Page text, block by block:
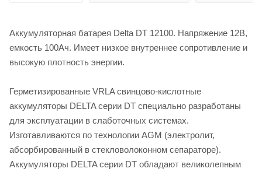
Аккумуляторная батарея Delta DT 12100. Напряжение 12В,
емкость 100Ач. Имеет низкое внутреннее сопротивление и
высокую плотность энергии.
Герметизированные VRLA свинцово-кислотные
аккумуляторы DELTA серии DT специально разработаны
для эксплуатации в слаботочных системах.
Изготавливаются по технологии AGM (электролит,
абсорбированный в стекловолоконном сепараторе).
Аккумуляторы DELTA серии DT обладают великолепным